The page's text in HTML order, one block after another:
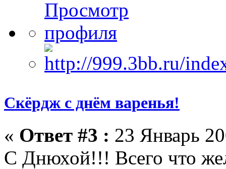
Скёрдж с днём варенья!
« Ответ #3 : 23 Январь
C Днюхой!!! Всего что